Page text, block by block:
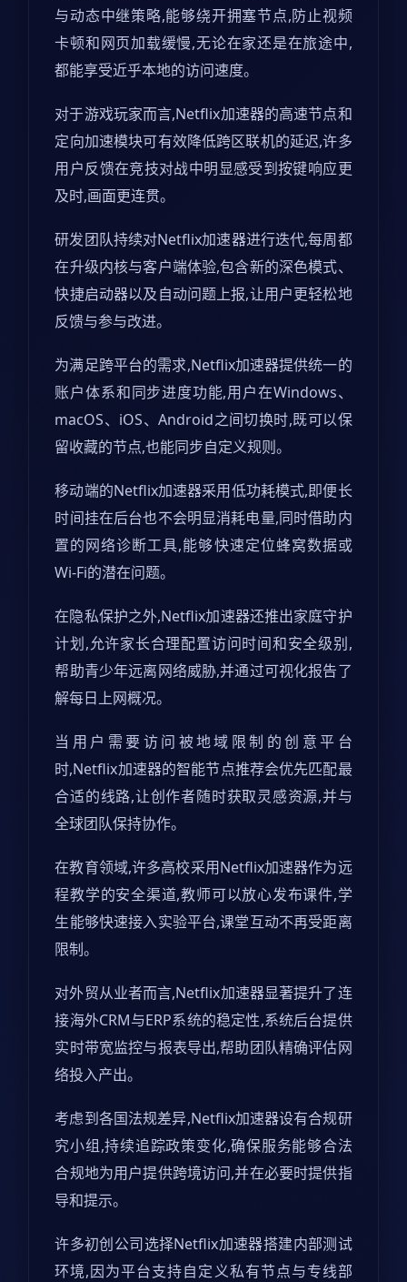
与动态中继策略,能够绕开拥塞节点,防止视频
卡顿和网页加载缓慢,无论在家还是在旅途中,
都能享受近乎本地的访问速度。
对于游戏玩家而言,Netflix加速器的高速节点和
定向加速模块可有效降低跨区联机的延迟,许多
用户反馈在竞技对战中明显感受到按键响应更
及时,画面更连贯。
研发团队持续对Netflix加速器进行迭代,每周都
在升级内核与客户端体验,包含新的深色模式、
快捷启动器以及自动问题上报,让用户更轻松地
反馈与参与改进。
为满足跨平台的需求,Netflix加速器提供统一的
账户体系和同步进度功能,用户在Windows、
macOS、iOS、Android之间切换时,既可以保
留收藏的节点,也能同步自定义规则。
移动端的Netflix加速器采用低功耗模式,即便长
时间挂在后台也不会明显消耗电量,同时借助内
置的网络诊断工具,能够快速定位蜂窝数据或
Wi-Fi的潜在问题。
在隐私保护之外,Netflix加速器还推出家庭守护
计划,允许家长合理配置访问时间和安全级别,
帮助青少年远离网络威胁,并通过可视化报告了
解每日上网概况。
当用户需要访问被地域限制的创意平台
时,Netflix加速器的智能节点推荐会优先匹配最
合适的线路,让创作者随时获取灵感资源,并与
全球团队保持协作。
在教育领域,许多高校采用Netflix加速器作为远
程教学的安全渠道,教师可以放心发布课件,学
生能够快速接入实验平台,课堂互动不再受距离
限制。
对外贸从业者而言,Netflix加速器显著提升了连
接海外CRM与ERP系统的稳定性,系统后台提供
实时带宽监控与报表导出,帮助团队精确评估网
络投入产出。
考虑到各国法规差异,Netflix加速器设有合规研
究小组,持续追踪政策变化,确保服务能够合法
合规地为用户提供跨境访问,并在必要时提供指
导和提示。
许多初创公司选择Netflix加速器搭建内部测试
环境,因为平台支持自定义私有节点与专线部